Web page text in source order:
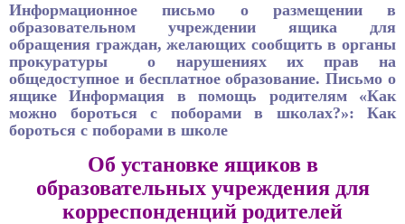
Информационное письмо о размещении в
образовательном учреждении ящика для
обращения граждан, желающих сообщить в органы
прокуратуры о нарушениях их прав на
общедоступное и бесплатное образование. Письмо о
ящике Информация в помощь родителям «Как
можно бороться с поборами в школах?»: Как
бороться с поборами в школе
Об установке ящиков в
образовательных учреждения для
корреспонденций родителей